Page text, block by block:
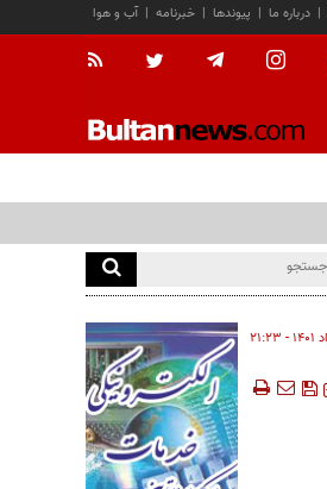
آب و هوا | خبرنامه | پیوندها | درباره ما |